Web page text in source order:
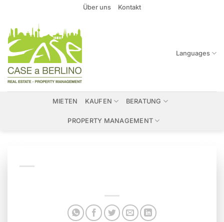
springen
Über uns Kontakt
Languages
MIETEN KAUFEN BERATUNG
PROPERTY MANAGEMENT